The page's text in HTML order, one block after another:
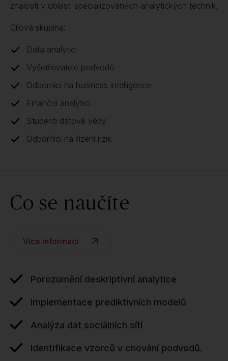
znalosti v oblasti specializovaných analytických technik.
Cílová skupina:
Data analytici
Vyšetřovatelé podvodů
Odborníci na business intelligence
Finanční analytici
Studenti datové vědy
Odborníci na řízení rizik
Co se naučíte
Více informací
Porozumění deskriptivní analytice
Implementace prediktivních modelů
Analýza dat sociálních sítí
Identifikace vzorců v chování podvodů.